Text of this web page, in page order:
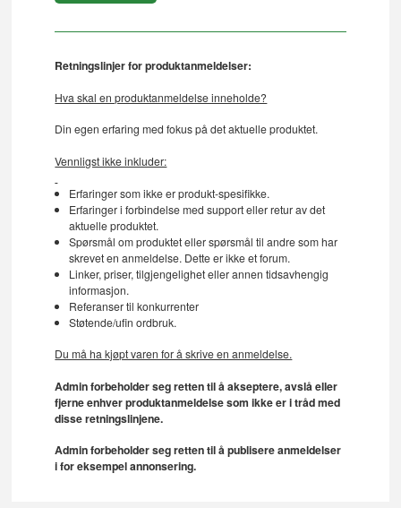
Retningslinjer for produktanmeldelser:
Hva skal en produktanmeldelse inneholde?
Din egen erfaring med fokus på det aktuelle produktet.
Vennligst ikke inkluder:
Erfaringer som ikke er produkt-spesifikke.
Erfaringer i forbindelse med support eller retur av det
aktuelle produktet.
Spørsmål om produktet eller spørsmål til andre som har
skrevet en anmeldelse. Dette er ikke et forum.
Linker, priser, tilgjengelighet eller annen tidsavhengig
informasjon.
Referanser til konkurrenter
Støtende/ufin ordbruk.
Du må ha kjøpt varen for å skrive en anmeldelse.
Admin forbeholder seg retten til å akseptere, avslå eller
fjerne enhver produktanmeldelse som ikke er i tråd med
disse retningslinjene.
Admin forbeholder seg retten til å publisere anmeldelser
i for eksempel annonsering.